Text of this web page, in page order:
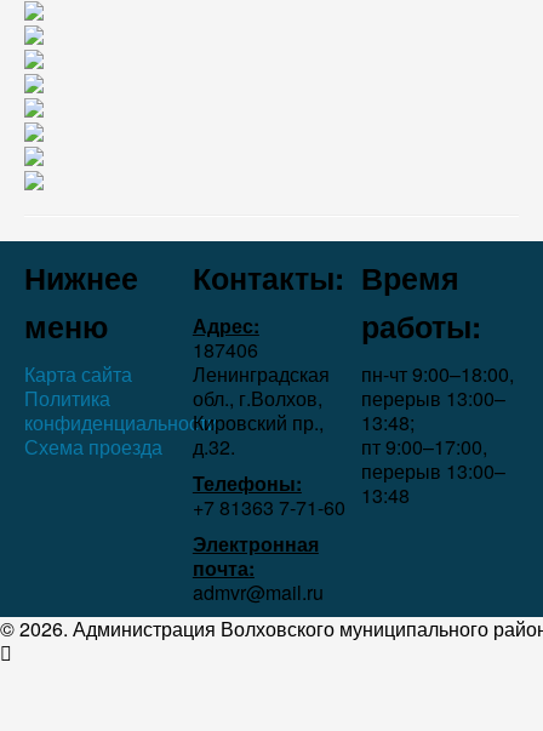
Нижнее
меню
Карта сайта
Политика
конфиденциальности
Схема проезда
Контакты:
Адрес:
187406
Ленинградская
обл., г.Волхов,
Кировский пр.,
д.32.
Телефоны:
+7 81363 7‑71-60
Электронная
почта:
admvr@mail.ru
Время
работы:
пн-чт 9:00–18:00,
перерыв 13:00–
13:48;
пт 9:00–17:00,
перерыв 13:00–
13:48
© 2026. Администрация Волховского муниципального